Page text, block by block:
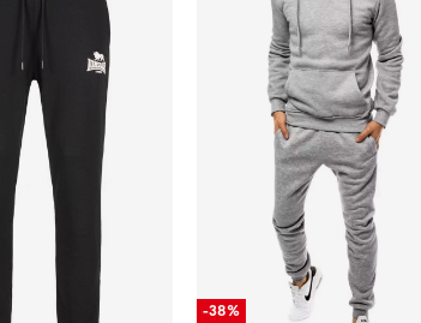
-38%